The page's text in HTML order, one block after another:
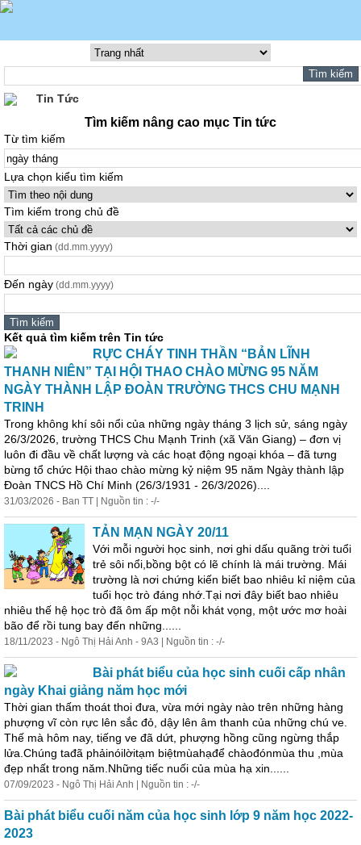
Tin Tức
Tìm kiếm nâng cao mục Tin tức
Từ tìm kiếm
Lựa chọn kiểu tìm kiếm
Tìm kiếm trong chủ đề
Thời gian (dd.mm.yyyy)
Đến ngày (dd.mm.yyyy)
Kết quả tìm kiếm trên Tin tức
RỰC CHÁY TINH THẦN “BẢN LĨNH
THANH NIÊN” TẠI HỘI THAO CHÀO MỪNG 95 NĂM
NGÀY THÀNH LẬP ĐOÀN TRƯỜNG THCS CHU MẠNH
TRINH
Trong không khí sôi nổi của những ngày tháng 3 lịch sử, sáng ngày
26/3/2026, trường THCS Chu Mạnh Trinh (xã Văn Giang) – đơn vị
luôn đi đầu về chất lượng và các hoạt động ngoại khóa – đã tưng
bừng tổ chức Hội thao chào mừng kỷ niệm 95 năm Ngày thành lập
Đoàn TNCS Hồ Chí Minh (26/3/1931 - 26/3/2026)....
31/03/2026 - Ban TT | Nguồn tin : -/-
TẢN MẠN NGÀY 20/11
Với mỗi người học sinh, nơi ghi dấu quãng trời tuổi
trẻ sôi nổi,bồng bột có lẽ chính là mái trường. Mái
trường là nơi chứng kiến biết bao nhiêu kỉ niệm của
tuổi học trò đáng nhớ.Tại nơi đây biết bao nhiêu
nhiêu thế hệ học trò đã ôm ấp một nỗi khát vọng, một ước mơ hoài
bão để rồi tung bay đến những......
18/11/2023 - Ngô Thị Hải Anh - 9A3 | Nguồn tin : -/-
Bài phát biểu của học sinh cuối cấp nhân
ngày Khai giảng năm học mới
Thời gian thấm thoát thoi đưa, vừa mới ngày nào trên những hàng
phượng vĩ còn rực lên sắc đỏ, dậy lên âm thanh của những chú ve.
Thế mà hôm nay, tiếng ve đã dứt, phượng hồng cũng ngừng thắp
lửa.Chúng tađã phảinóilờitạm biệtmùahạđể chàođónmùa thu ,mùa
đẹp nhất trong năm.Những tiếc nuối của mùa hạ xin......
07/09/2023 - Ngô Thị Hải Anh | Nguồn tin : -/-
Bài phát biểu cuối năm của học sinh lớp 9 năm học 2022-
2023